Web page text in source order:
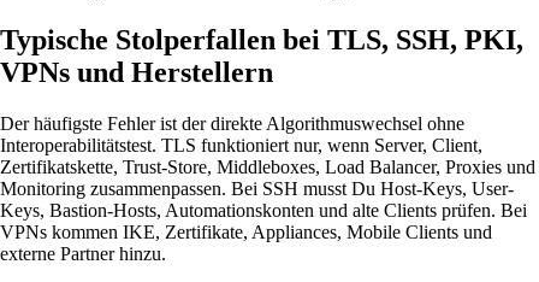
Typische Stolperfallen bei TLS, SSH, PKI,
VPNs und Herstellern
Der häufigste Fehler ist der direkte Algorithmuswechsel ohne
Interoperabilitätstest. TLS funktioniert nur, wenn Server, Client,
Zertifikatskette, Trust-Store, Middleboxes, Load Balancer, Proxies und
Monitoring zusammenpassen. Bei SSH musst Du Host-Keys, User-
Keys, Bastion-Hosts, Automationskonten und alte Clients prüfen. Bei
VPNs kommen IKE, Zertifikate, Appliances, Mobile Clients und
externe Partner hinzu.